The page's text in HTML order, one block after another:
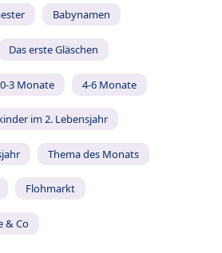
Babynamen
Das erste Gläschen
0-3 Monate 4-6 Monate
im 2. Lebensjahr
Thema des Monats
Flohmarkt
& Co